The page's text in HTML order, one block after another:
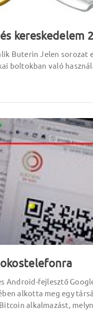
kereskedelem
Buterin Jelen sorozat
boltokban való
Android-fejlesztő
alkotta meg egy
alkalmazást,